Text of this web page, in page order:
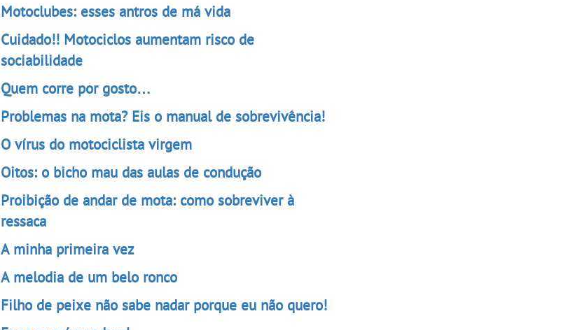
Motoclubes: esses antros de má vida
Cuidado!! Motociclos aumentam risco de
sociabilidade
Quem corre por gosto…
Problemas na mota? Eis o manual de sobrevivência!
O vírus do motociclista virgem
Oitos: o bicho mau das aulas de condução
Proibição de andar de mota: como sobreviver à
ressaca
A minha primeira vez
A melodia de um belo ronco
Filho de peixe não sabe nadar porque eu não quero!